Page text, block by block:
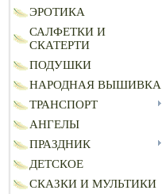
ЭРОТИКА
САЛФЕТКИ И
СКАТЕРТИ
ПОДУШКИ
НАРОДНАЯ ВЫШИВКА
ТРАНСПОРТ
АНГЕЛЫ
ПРАЗДНИК
ДЕТСКОЕ
СКАЗКИ И МУЛЬТИКИ